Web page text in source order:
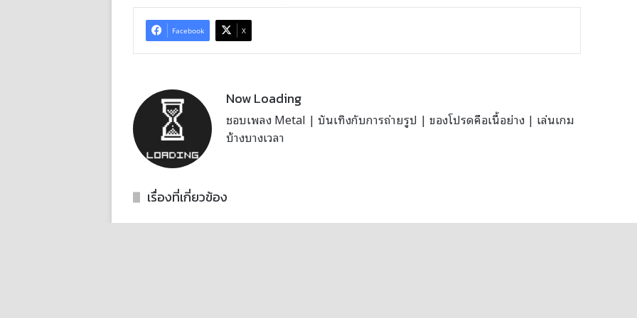
Facebook X
Now Loading
ชอบเพลง Metal | บันเทิงกับการถ่ายรูป | ของโปรดคือเนื้อย่าง | เล่นเกม
บ้างบางเวลา
เรื่องที่เกี่ยวข้อง